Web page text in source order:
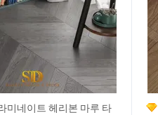
미네이트 헤리본 마루 타